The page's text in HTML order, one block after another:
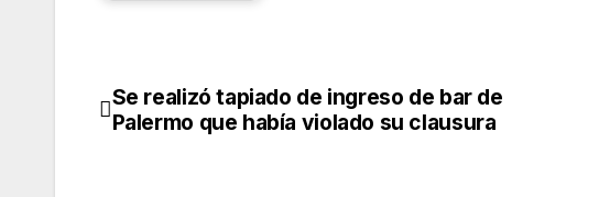
Navegación
Se realizó tapiado de ingreso de bar de
Palermo que había violado su clausura